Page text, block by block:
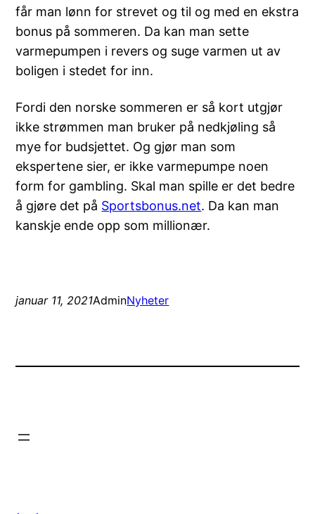
får man lønn for strevet og til og med en ekstra
bonus på sommeren. Da kan man sette
varmepumpen i revers og suge varmen ut av
boligen i stedet for inn.
Fordi den norske sommeren er så kort utgjør
ikke strømmen man bruker på nedkjøling så
mye for budsjettet. Og gjør man som
ekspertene sier, er ikke varmepumpe noen
form for gambling. Skal man spille er det bedre
å gjøre det på Sportsbonus.net. Da kan man
kanskje ende opp som millionær.
januar 11, 2021AdminNyheter